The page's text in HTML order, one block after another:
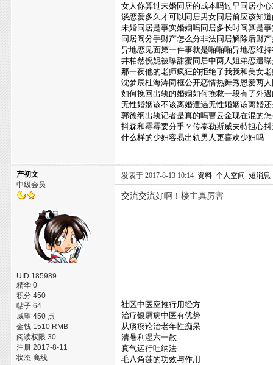
女人你算过未婚同居的成本吗过早同居小
谈恋爱多久才可以同居男女同居前应该知
未婚同居是事实婚姻吗同居多长时间算是
同居闹分手财产怎么分非法同居解除后财
异地恋见面第一件事就是啪啪啪异地恋维
井柏然倪妮被曝甜蜜同居中两人姐弟恋遭
那一夜他的老师疯狂的拒绝了我我和美女
沈梦辰杜海涛同框公开恋情热舞秀恩爱两
如何挽回出轨的婚姻如何挽救一段有了外
无性婚姻该不该离婚遭遇无性婚姻该离婚
郭德纲出轨记者是真的吗曹云金现在混的
抖森和霉霉要分手？传泰勒斯威夫特担心
什么样的少妇容易出轨男人更喜欢少妇吗
产初文
中级会员
UID 185989
精华 0
积分 450
帖子 64
威望 450 点
金钱 1510 RMB
阅读权限 30
注册 2017-8-11
状态 离线
发表于 2017-8-13 10:14 资料 个人空间 短消息
交流交流好啊！楼主真厉害
社区中医应推行用经方
治疗银屑病中医有优势
从痰瘀论治老年性痴呆
清暑利湿六一散
真气运行吐纳法
毛八角莲的功效与作用